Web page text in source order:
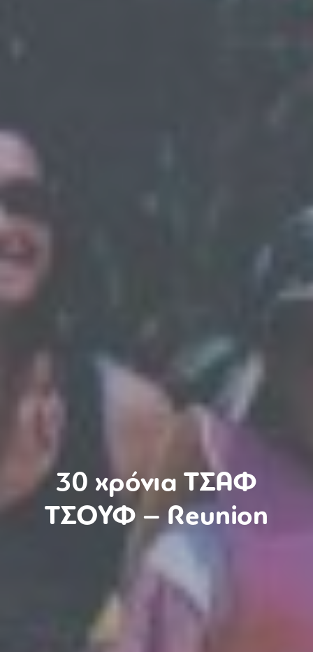
30 χρόνια ΤΣΑΦ
ΤΣΟΥΦ – Reunion